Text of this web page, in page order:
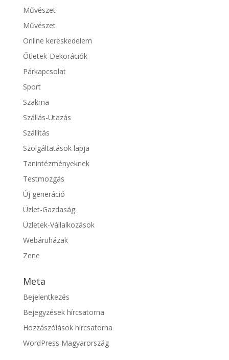
Művészet
Művészet
Online kereskedelem
Ötletek-Dekorációk
Párkapcsolat
Sport
Szakma
Szállás-Utazás
Szállítás
Szolgáltatások lapja
Tanintézményeknek
Testmozgás
Új generáció
Üzlet-Gazdaság
Üzletek-Vállalkozások
Webáruházak
Zene
Meta
Bejelentkezés
Bejegyzések hírcsatorna
Hozzászólások hírcsatorna
WordPress Magyarország